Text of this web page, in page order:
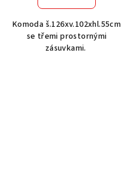
Komoda š.126xv.102xhl.55cm
se třemi prostornými
zásuvkami.